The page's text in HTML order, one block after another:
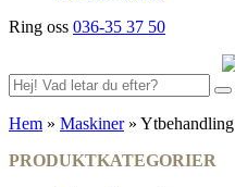
Ring oss 036-35 37 50
Hem » Maskiner» Ytbehandling
PRODUKTKATEGORIER